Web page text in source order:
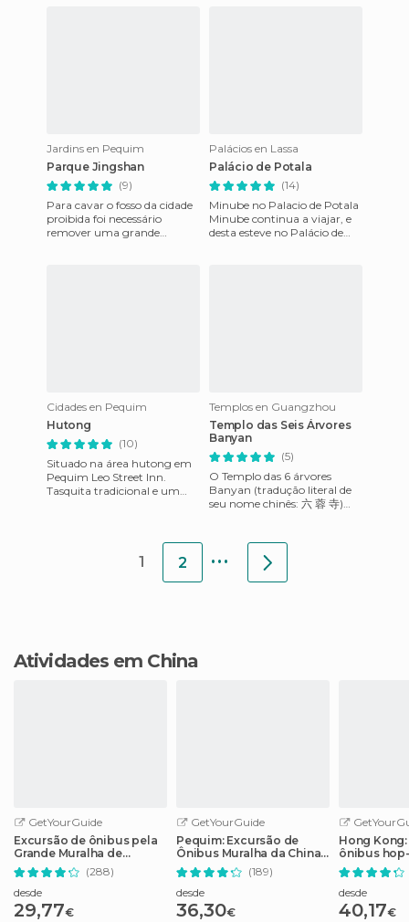
Jardins en Pequim
Parque Jingshan
(9)
Para cavar o fosso da cidade
proibida foi necessário
remover uma grande
Palácios en Lassa
Palácio de Potala
(14)
Minube no Palacio de Potala
Minube continua a viajar, e
desta esteve no Palácio de
Cidades en Pequim
Hutong
(10)
Situado na área hutong em
Pequim Leo Street Inn.
Tasquita tradicional e um
Templos en Guangzhou
Templo das Seis Árvores
Banyan
(5)
O Templo das 6 árvores
Banyan (tradução literal de
seu nome chinês: 六 蓉 寺)
1 2 ...
Atividades em China
GetYourGuide
Excursão de ônibus pela
Grande Muralha de
Mutianyu em Pequim
(288)
desde
29,77€
GetYourGuide
Pequim: Excursão de
Ônibus Muralha da China
em Mutianyu(189)
desde
36,30€
Hong
ônibus
com
pico
desde
40,17€